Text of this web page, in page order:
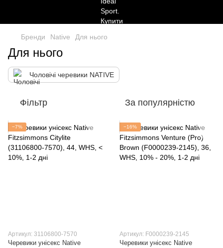
Бренди Native Для нього
Для нього
Чоловічі черевики NATIVE
Фільтр За популярністю
−7%
Артикул: 31106800-7570
Черевики унісекс Native
−16%
Артикул: F0000239-2145
Черевики унісекс Native